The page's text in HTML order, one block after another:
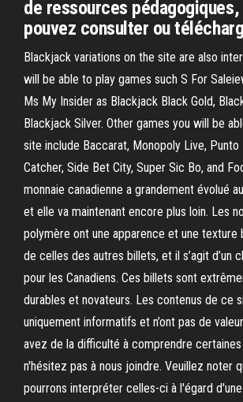
de ressources pédagogiques,
pouvez consulter ou
Blackjack variations on the site are also
will be able to play games such S For
Ms My Insider as Blackjack Black Gold,
Blackjack Silver. Other games you will be
site include Baccarat, Monopoly Live, Punto
Catcher, Side Bet City, Super Sic Bo, and
monnaie canadienne a grandement évolué
et elle va maintenant encore plus loin. Les
polymère ont une apparence et une texture
de celles des autres billets, et il s’agit d’un
pour les Canadiens. Ces billets sont
durables et novateurs. Les contenus de ce
uniquement informatifs et n’ont pas de
avez de la difficulté à comprendre
n'hésitez pas à nous joindre. Veuillez noter
pourrons interpréter celles-ci à l'égard